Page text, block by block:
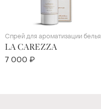
Спрей для ароматизации белья
LA CAREZZA
7 000 ₽